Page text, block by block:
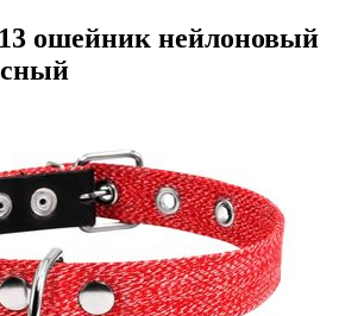
ошейник нейлоновый